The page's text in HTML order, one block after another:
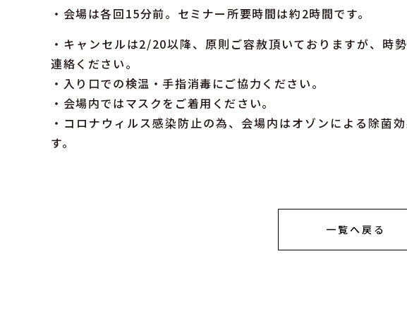
・会場は各回15分前。セミナー所要時間は約2時間です。
・キャンセルは2/20以降、原則ご容赦頂いておりますが、時
連絡ください。
・入り口での検温・手指消毒にご協力ください。
・会場内ではマスクをご着用ください。
・コロナウィルス感染防止の為、会場内はオゾンによる除菌
す。
一覧へ戻る